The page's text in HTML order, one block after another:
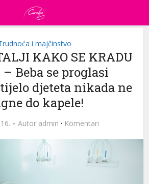
i majčinstvo
KAKO SE KRADU
– Beba se proglasi
djeteta nikada ne
do kapele!
Autor admin · Komentari